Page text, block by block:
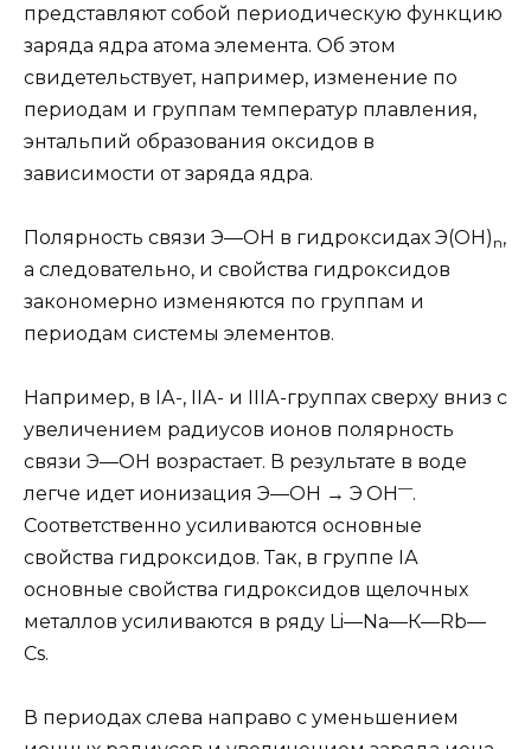
представляют собой периодическую функцию
заряда ядра атома элемента. Об этом
свидетельствует, например, изменение по
периодам и группам температур плавления,
энтальпий образования оксидов в
зависимости от заряда ядра.
Полярность связи Э—ОН в гидроксидах Э(ОН) n,
а следовательно, и свойства гидроксидов
закономерно изменяются по группам и
периодам системы элементов.
Например, в IА-, IIА- и IIIА-группах сверху вниз с
увеличением радиусов ионов полярность
связи Э—ОН возрастает. В результате в воде
легче идет ионизация Э—ОН → Э ОН—.
Соответственно усиливаются основные
свойства гидроксидов. Так, в группе IА
основные свойства гидроксидов щелочных
металлов усиливаются в ряду Li—Nа—К—Rb—
Сs.
В периодах слева направо с уменьшением